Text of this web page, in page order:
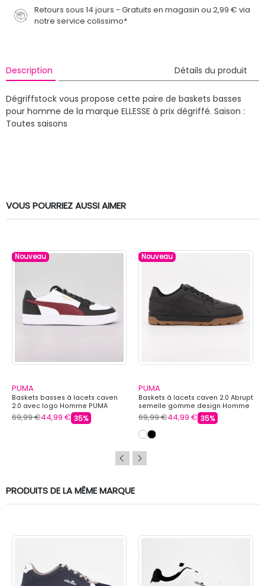
Retours sous 14 jours - Gratuits en magasin ou 2,99 € via
notre service colissimo*
Description Détails du produit
Dégriffstock vous propose cette paire de baskets basses
pour homme de la marque ELLESSE à prix dégriffé. Saison :
Toutes saisons
VOUS POURRIEZ AUSSI AIMER
Nouveau
PUMA
Baskets basses à lacets caven
2.0 avec logo Homme PUMA
69,99 €44,99 € 35%
Nouveau
PUMA
Baskets à lacets caven 2.0 Abrupt
semelle gomme design Homme
PUMA
69,99 €44,99 € 35%
PRODUITS DE LA MÊME MARQUE